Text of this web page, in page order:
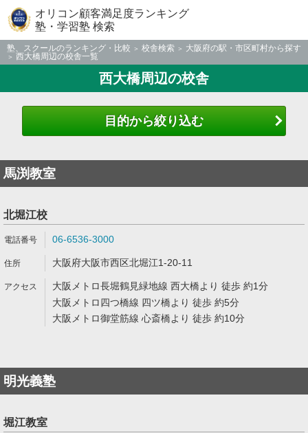
オリコン顧客満足度ランキング
塾・学習塾 検索
塾、スクールのランキング・比較 校舎検索
大阪府の駅・市区町村から探す
西大橋周辺の校舎一覧
西大橋周辺の校舎
目的から絞り込む
馬渕教室
北堀江校
06-6536-3000
大阪府大阪市西区北堀江1-20-11
大阪メトロ長堀鶴見緑地線 西大橋より 徒歩 約1分
大阪メトロ四つ橋線 四ツ橋より 徒歩 約5分
大阪メトロ御堂筋線 心斎橋より 徒歩 約10分
明光義塾
堀江教室